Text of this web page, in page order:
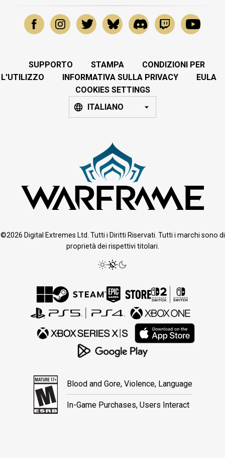
SUPPORTO STAMPA
CONDIZIONI PER
L'UTILIZZO
INFORMATIVA SULLA PRIVACY
EULA
COOKIES SETTINGS
ITALIANO
©2026 Digital Extremes Ltd. Tutti i Diritti Riservati. Tutti i marchi sono di
proprietà dei rispettivi titolari.
Blood and Gore, Violence, Language
In-Game Purchases, Users Interact